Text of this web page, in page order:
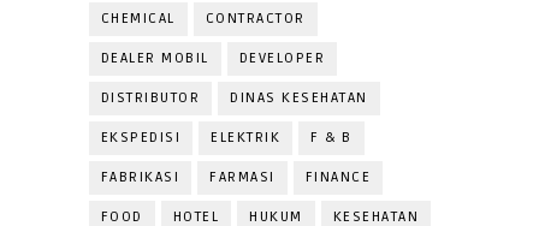
CHEMICAL CONTRACTOR
DEALER MOBIL DEVELOPER
DISTRIBUTOR DINAS KESEHATAN
EKSPEDISI ELEKTRIK F & B
FABRIKASI FARMASI FINANCE
FOOD HOTEL HUKUM KESEHATAN